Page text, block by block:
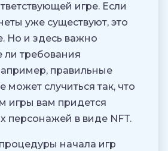
игре. Если
уже существуют, это
Но и здесь важно
ли требования
правильные
может случиться так, что
игры вам придется
персонажей в виде NFT.
начала игр